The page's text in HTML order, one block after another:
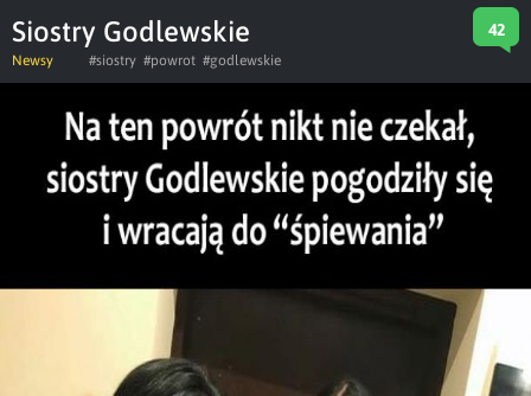
Siostry Godlewskie 42
Newsy #siostry #powrot #godlewskie